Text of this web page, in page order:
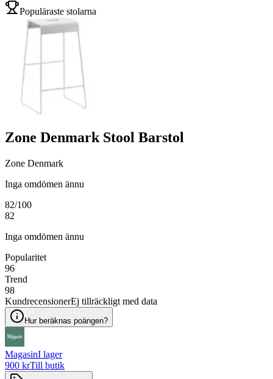
Populäraste stolarna
Zone Denmark Stool Barstol
Zone Denmark
Inga omdömen ännu
82/100
82
Inga omdömen ännu
Popularitet
96
Trend
98
KundrecensionerEj tillräckligt med data
Hur beräknas poängen?
MagasinI lager
900 krTill butik